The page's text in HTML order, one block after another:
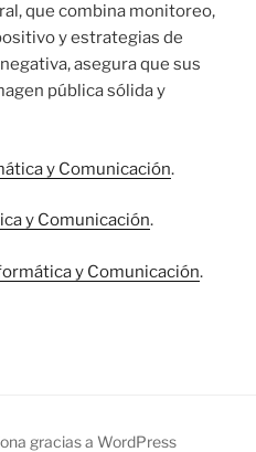
que combina monitoreo,
y estrategias de
asegura que sus
pública sólida y
y Comunicación.
y Comunicación.
y Comunicación.
gracias a WordPress